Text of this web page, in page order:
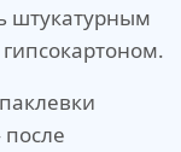
штукатурным